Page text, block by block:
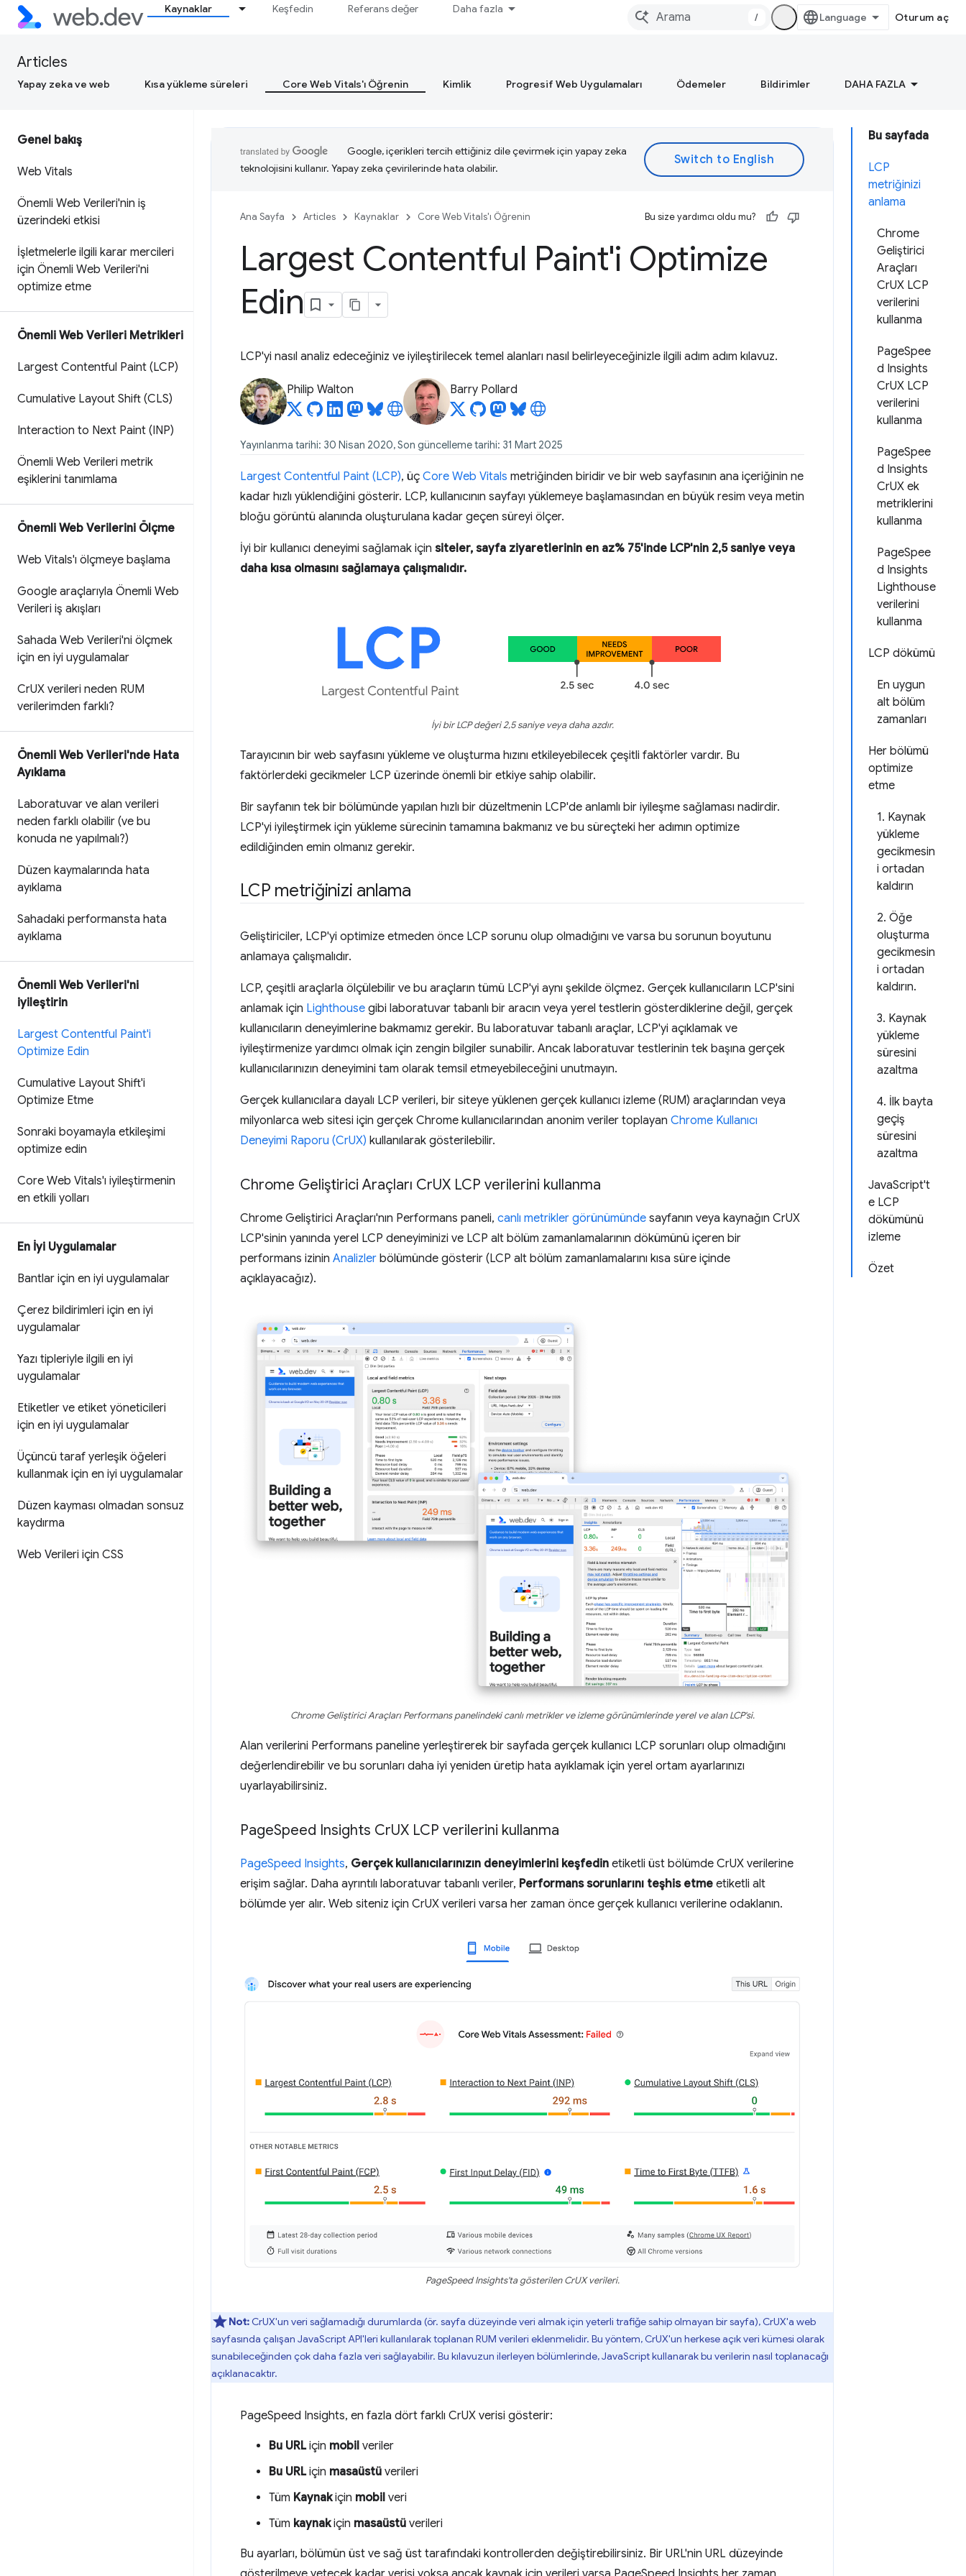
Kaynaklar Keşfedin Referans değer Daha fazla
/ Oturum aç
Articles
Yapay zeka ve web Kısa yükleme süreleri Core Web Vitals'ı Öğrenin Kimlik Progresif Web Uygulamaları Ödemeler Bildirimler DAHA FAZLA
Genel bakış
Web Vitals
Önemli Web Verileri'nin iş
üzerindeki etkisi
İşletmelerle ilgili karar mercileri
için Önemli Web Verileri'ni
optimize etme
Önemli Web Verileri Metrikleri
Largest Contentful Paint (LCP)
Cumulative Layout Shift (CLS)
Interaction to Next Paint (INP)
Önemli Web Verileri metrik
eşiklerini tanımlama
Önemli Web Verilerini Ölçme
Web Vitals'ı ölçmeye başlama
Google araçlarıyla Önemli Web
Verileri iş akışları
Sahada Web Verileri'ni ölçmek
için en iyi uygulamalar
CrUX verileri neden RUM
verilerimden farklı?
Önemli Web Verileri'nde Hata
Ayıklama
Laboratuvar ve alan verileri
neden farklı olabilir (ve bu
konuda ne yapılmalı?)
Düzen kaymalarında hata
ayıklama
Sahadaki performansta hata
ayıklama
Önemli Web Verileri'ni
iyileştirin
Largest Contentful Paint'i
Optimize Edin
Cumulative Layout Shift'i
Optimize Etme
Sonraki boyamayla etkileşimi
optimize edin
Core Web Vitals'ı iyileştirmenin
en etkili yolları
En İyi Uygulamalar
Bantlar için en iyi uygulamalar
Çerez bildirimleri için en iyi
uygulamalar
Yazı tipleriyle ilgili en iyi
uygulamalar
Etiketler ve etiket yöneticileri
için en iyi uygulamalar
Üçüncü taraf yerleşik öğeleri
kullanmak için en iyi uygulamalar
Düzen kayması olmadan sonsuz
kaydırma
Web Verileri için CSS
Bu sayfada
LCP
metriğinizi
anlama
Chrome
Geliştirici
Araçları
CrUX LCP
verilerini
kullanma
PageSpee
d Insights
CrUX LCP
verilerini
kullanma
PageSpee
d Insights
CrUX ek
metriklerini
kullanma
PageSpee
d Insights
Lighthouse
verilerini
kullanma
LCP dökümü
En uygun
alt bölüm
zamanları
Her bölümü
optimize
etme
1. Kaynak
yükleme
gecikmesin
i ortadan
kaldırın
2. Öğe
oluşturma
gecikmesin
i ortadan
kaldırın.
3. Kaynak
yükleme
süresini
azaltma
4. İlk bayta
geçiş
süresini
azaltma
JavaScript't
e LCP
dökümünü
izleme
Özet
Google, içerikleri tercih ettiğiniz dile çevirmek için yapay zeka
teknolojisini kullanır. Yapay zeka çevirilerinde hata olabilir.
Ana Sayfa Articles Kaynaklar Core Web Vitals'ı Öğrenin Bu size yardımcı oldu mu?
Largest Contentful Paint'i Optimize
Edin
LCP'yi nasıl analiz edeceğiniz ve iyileştirilecek temel alanları nasıl belirleyeceğinizle ilgili adım adım kılavuz.
Philip Walton Barry Pollard
Yayınlanma tarihi: 30 Nisan 2020, Son güncelleme tarihi: 31 Mart 2025
Largest Contentful Paint (LCP), üç Core Web Vitals metriğinden biridir ve bir web sayfasının ana içeriğinin ne
kadar hızlı yüklendiğini gösterir. LCP, kullanıcının sayfayı yüklemeye başlamasından en büyük resim veya metin
bloğu görüntü alanında oluşturulana kadar geçen süreyi ölçer.
İyi bir kullanıcı deneyimi sağlamak için siteler, sayfa ziyaretlerinin en az% 75'inde LCP'nin 2,5 saniye veya
daha kısa olmasını sağlamaya çalışmalıdır.
İyi bir LCP değeri 2,5 saniye veya daha azdır.
Tarayıcının bir web sayfasını yükleme ve oluşturma hızını etkileyebilecek çeşitli faktörler vardır. Bu
faktörlerdeki gecikmeler LCP üzerinde önemli bir etkiye sahip olabilir.
Bir sayfanın tek bir bölümünde yapılan hızlı bir düzeltmenin LCP'de anlamlı bir iyileşme sağlaması nadirdir.
LCP'yi iyileştirmek için yükleme sürecinin tamamına bakmanız ve bu süreçteki her adımın optimize
edildiğinden emin olmanız gerekir.
LCP metriğinizi anlama
Geliştiriciler, LCP'yi optimize etmeden önce LCP sorunu olup olmadığını ve varsa bu sorunun boyutunu
anlamaya çalışmalıdır.
LCP, çeşitli araçlarla ölçülebilir ve bu araçların tümü LCP'yi aynı şekilde ölçmez. Gerçek kullanıcıların LCP'sini
anlamak için Lighthouse gibi laboratuvar tabanlı bir aracın veya yerel testlerin gösterdiklerine değil, gerçek
kullanıcıların deneyimlerine bakmamız gerekir. Bu laboratuvar tabanlı araçlar, LCP'yi açıklamak ve
iyileştirmenize yardımcı olmak için zengin bilgiler sunabilir. Ancak laboratuvar testlerinin tek başına gerçek
kullanıcılarınızın deneyimini tam olarak temsil etmeyebileceğini unutmayın.
Gerçek kullanıcılara dayalı LCP verileri, bir siteye yüklenen gerçek kullanıcı izleme (RUM) araçlarından veya
milyonlarca web sitesi için gerçek Chrome kullanıcılarından anonim veriler toplayan Chrome Kullanıcı
Deneyimi Raporu (CrUX) kullanılarak gösterilebilir.
Chrome Geliştirici Araçları CrUX LCP verilerini kullanma
Chrome Geliştirici Araçları'nın Performans paneli, canlı metrikler görünümünde sayfanın veya kaynağın CrUX
LCP'sinin yanında yerel LCP deneyiminizi ve LCP alt bölüm zamanlamalarının dökümünü içeren bir
performans izinin Analizler bölümünde gösterir (LCP alt bölüm zamanlamalarını kısa süre içinde
açıklayacağız).
Chrome Geliştirici Araçları Performans panelindeki canlı metrikler ve izleme görünümlerinde yerel ve alan LCP'si.
Alan verilerini Performans paneline yerleştirerek bir sayfada gerçek kullanıcı LCP sorunları olup olmadığını
değerlendirebilir ve bu sorunları daha iyi yeniden üretip hata ayıklamak için yerel ortam ayarlarınızı
uyarlayabilirsiniz.
PageSpeed Insights CrUX LCP verilerini kullanma
PageSpeed Insights, Gerçek kullanıcılarınızın deneyimlerini keşfedin etiketli üst bölümde CrUX verilerine
erişim sağlar. Daha ayrıntılı laboratuvar tabanlı veriler, Performans sorunlarını teşhis etme etiketli alt
bölümde yer alır. Web siteniz için CrUX verileri varsa her zaman önce gerçek kullanıcı verilerine odaklanın.
PageSpeed Insights'ta gösterilen CrUX verileri.
Not: CrUX'un veri sağlamadığı durumlarda (ör. sayfa düzeyinde veri almak için yeterli trafiğe sahip olmayan bir sayfa), CrUX'a web
sayfasında çalışan JavaScript API'leri kullanılarak toplanan RUM verileri eklenmelidir. Bu yöntem, CrUX'un herkese açık veri kümesi olarak
sunabileceğinden çok daha fazla veri sağlayabilir. Bu kılavuzun ilerleyen bölümlerinde, JavaScript kullanarak bu verilerin nasıl toplanacağı
açıklanacaktır.
PageSpeed Insights, en fazla dört farklı CrUX verisi gösterir:
Bu URLiçin mobil veriler
Bu URLiçin masaüstü verileri
Tüm Kaynakiçin mobil veri
Tüm kaynakiçin masaüstü verileri
Bu ayarları, bölümün üst ve sağ üst tarafındaki kontrollerden değiştirebilirsiniz. Bir URL'nin URL düzeyinde